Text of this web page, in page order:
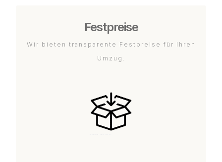
Festpreise
Wir bieten transparente Festpreise für Ihren
Umzug.